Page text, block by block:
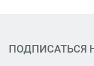
ПОДПИСАТЬСЯ